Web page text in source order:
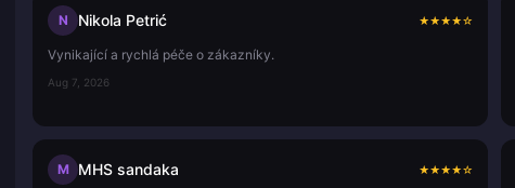
N Nikola Petrić ★★★★☆
Vynikající a rychlá péče o zákazníky.
Aug 7, 2026
M MHS sandaka ★★★★☆